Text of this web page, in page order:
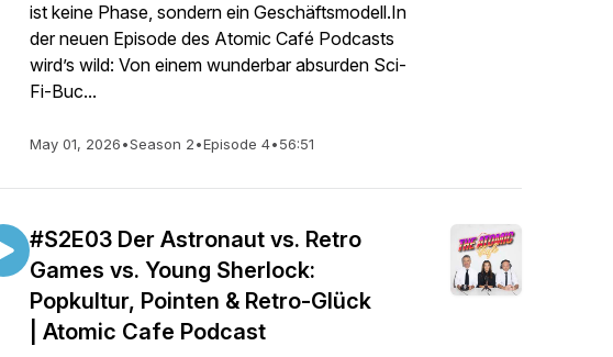
ist keine Phase, sondern ein Geschäftsmodell.In
der neuen Episode des Atomic Café Podcasts
wird’s wild: Von einem wunderbar absurden Sci-
Fi-Buc...
May 01, 2026•Season 2•Episode 4•56:51
#S2E03 Der Astronaut vs. Retro
Games vs. Young Sherlock:
Popkultur, Pointen & Retro-Glück
| Atomic Cafe Podcast